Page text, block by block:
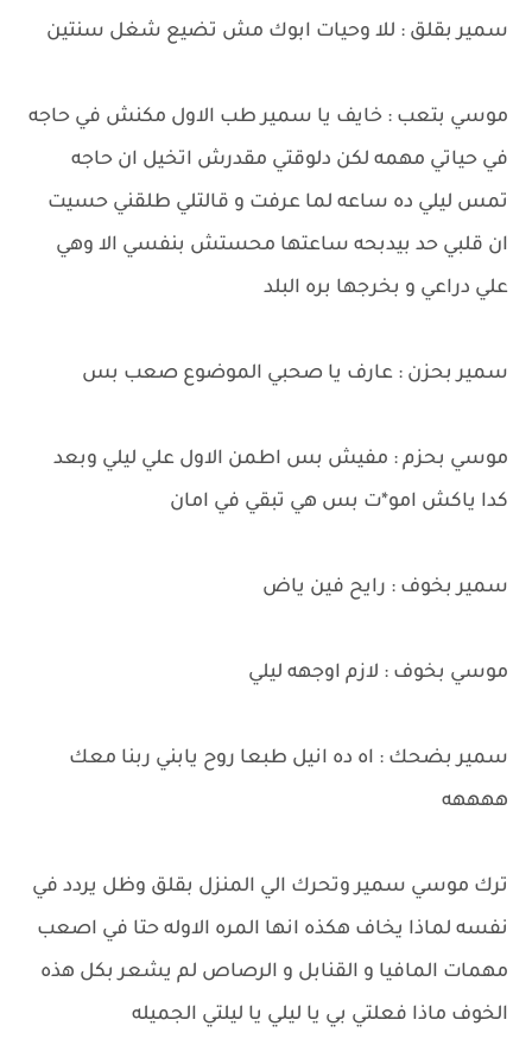
سمير بقلق : للا وحيات ابوك مش تضيع شغل سنتين
موسي بتعب : خايف يا سمير طب الاول مكنش في حاجه
في حياتي مهمه لكن دلوقتي مقدرش اتخيل ان حاجه
تمس ليلي ده ساعه لما عرفت و قالتلي طلقني حسيت
ان قلبي حد بيدبحه ساعتها محستش بنفسي الا وهي
علي دراعي و بخرجها بره البلد
سمير بحزن : عارف يا صحبي الموضوع صعب بس
موسي بحزم : مفيش بس اطمن الاول علي ليلي وبعد
كدا ياكش امو*ت بس هي تبقي في امان
سمير بخوف : رايح فين ياض
موسي بخوف : لازم اوجهه ليلي
سمير بضحك : اه ده انيل طبعا روح يابني ربنا معك
ههههه
ترك موسي سمير وتحرك الي المنزل بقلق وظل يردد في
نفسه لماذا يخاف هكذه انها المره الاوله حتا في اصعب
مهمات المافيا و القنابل و الرصاص لم يشعر بكل هذه
الخوف ماذا فعلتي بي يا ليلي يا ليلتي الجميله